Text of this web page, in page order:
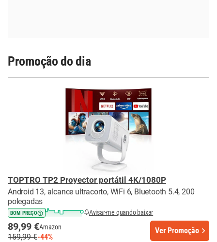
Promoção do dia
TOPTRO TP2 Proyector portátil 4K/1080P
Android 13, alcance ultracorto, WiFi 6, Bluetooth 5.4, 200
polegadas
BOM PREÇO Avisar-me quando baixar
89,99 €Amazon
159,99 €-44%
Ver Promoção